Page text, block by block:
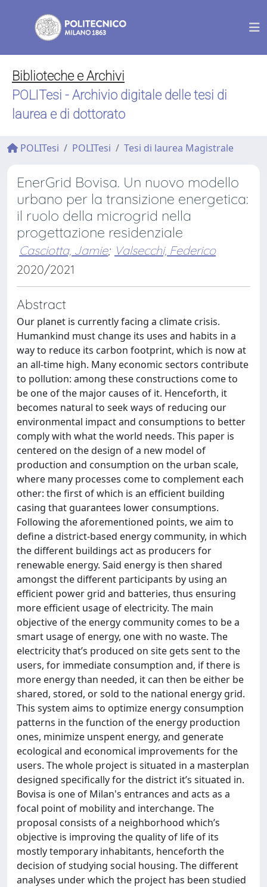
Biblioteche e Archivi
POLITesi - Archivio digitale delle tesi di
laurea e di dottorato
POLITesi POLITesi Tesi di laurea Magistrale
EnerGrid Bovisa. Un nuovo modello
urbano per la transizione energetica:
il ruolo della microgrid nella
progettazione residenziale
Casciotta, Jamie; Valsecchi, Federico
2020/2021
Abstract
Our planet is currently facing a climate crisis.
Humankind must change its uses and habits in a
way to reduce its carbon footprint, which is now at
an all-time high. Many economic sectors contribute
to pollution: among these constructions come to
be one of the major causes of it. Henceforth, it
becomes natural to seek ways of reducing our
environmental impact and consumptions to better
comply with what the world needs. This paper is
centered on the design of a new model of
production and consumption on the urban scale,
where many processes come to complement each
other: the first of which is an efficient building
casing that guarantees lower consumptions.
Following the aforementioned points, we aim to
define a district-based energy community, in which
the different buildings act as producers for
renewable energy. Said energy is then shared
amongst the different participants by using an
efficient power grid and batteries, thus ensuring
more efficient usage of electricity. The main
objective of the energy community comes to be a
smart usage of energy, one with no waste. The
electricity that’s produced on site gets sent to the
users, for immediate consumption and, if there is
more energy than needed, it can then be either be
shared, stored, or sold to the national energy grid.
This system aims to optimize energy consumption
patterns in the function of the energy production
ones, minimize unspent energy, and generate
ecological and economical improvements for the
users. The whole project is situated in a masterplan
designed specifically for the district it’s situated in.
Bovisa is one of Milan's entrances and acts as a
focal point of mobility and interchange. The
proposal consists of a neighborhood which’s
objective is improving the quality of life of its
mostly temporary inhabitants, henceforth the
decision of studying social housing. The different
analyses under which the project has been studied